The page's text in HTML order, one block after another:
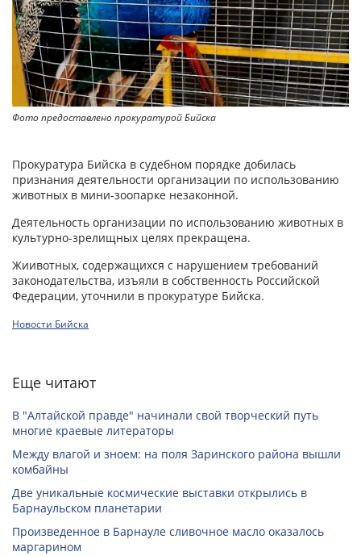
Фото предоставлено прокуратурой Бийска
Прокуратура Бийска в судебном порядке добилась
признания деятельности организации по использованию
животных в мини-зоопарке незаконной.
Деятельность организации по использованию животных в
культурно-зрелищных целях прекращена.
Жиивотных, содержащихся с нарушением требований
законодательства, изъяли в собственность Российской
Федерации, уточнили в прокуратуре Бийска.
Новости Бийска
Еще читают
В "Алтайской правде" начинали свой творческий путь
многие краевые литераторы
Между влагой и зноем: на поля Заринского района вышли
комбайны
Две уникальные космические выставки открылись в
Барнаульском планетарии
Произведенное в Барнауле сливочное масло оказалось
маргарином